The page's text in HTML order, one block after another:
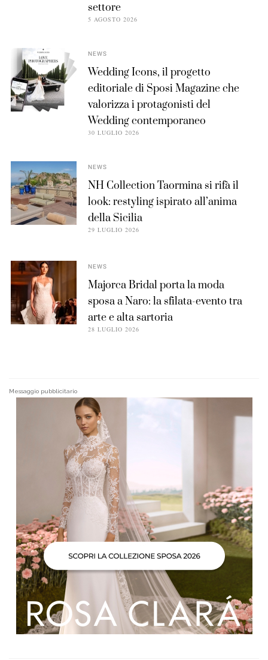
settore
5 AGOSTO 2026
NEWS
Wedding Icons, il progetto
editoriale di Sposi Magazine che
valorizza i protagonisti del
Wedding contemporaneo
30 LUGLIO 2026
NEWS
NH Collection Taormina si rifà il
look: restyling ispirato all’anima
della Sicilia
29 LUGLIO 2026
NEWS
Majorca Bridal porta la moda
sposa a Naro: la sfilata-evento tra
arte e alta sartoria
28 LUGLIO 2026
Messaggio pubblicitario